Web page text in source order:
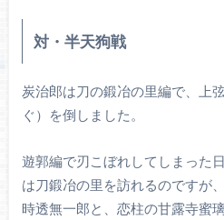
対・半天狗戦
炭治郎は刀の鍛冶の里編で、上
ぐ）を倒しました。
遊郭編で刃こぼれしてしまった
は刀鍛冶の里を訪れるのですが
時透無一郎と、恋柱の甘露寺蜜